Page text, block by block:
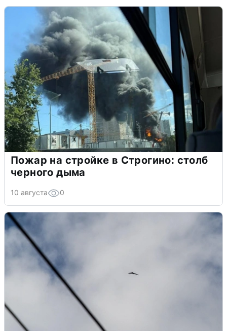
Пожар на стройке в Строгино: столб
черного дыма
10 августа 0